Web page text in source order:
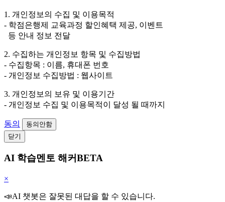
1. 개인정보의 수집 및 이용목적
- 학점은행제 교육과정 할인혜택 제공, 이벤트
등 안내 정보 전달
2. 수집하는 개인정보 항목 및 수집방법
- 수집항목 : 이름, 휴대폰 번호
- 개인정보 수집방법 : 웹사이트
3. 개인정보의 보유 및 이용기간
- 개인정보 수집 및 이용목적이 달성 될 때까지
동의
동의안함
닫기
AI 학습멘토 해커BETA
×
📣AI 챗봇은 잘못된 대답을 할 수 있습니다.